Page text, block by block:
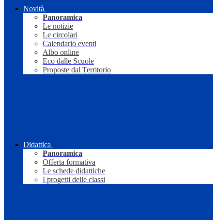
Novità
Panoramica
Le notizie
Le circolari
Calendario eventi
Albo online
Eco dalle Scuole
Proposte dal Territorio
Didattica
Panoramica
Offerta formativa
Le schede didattiche
I progetti delle classi